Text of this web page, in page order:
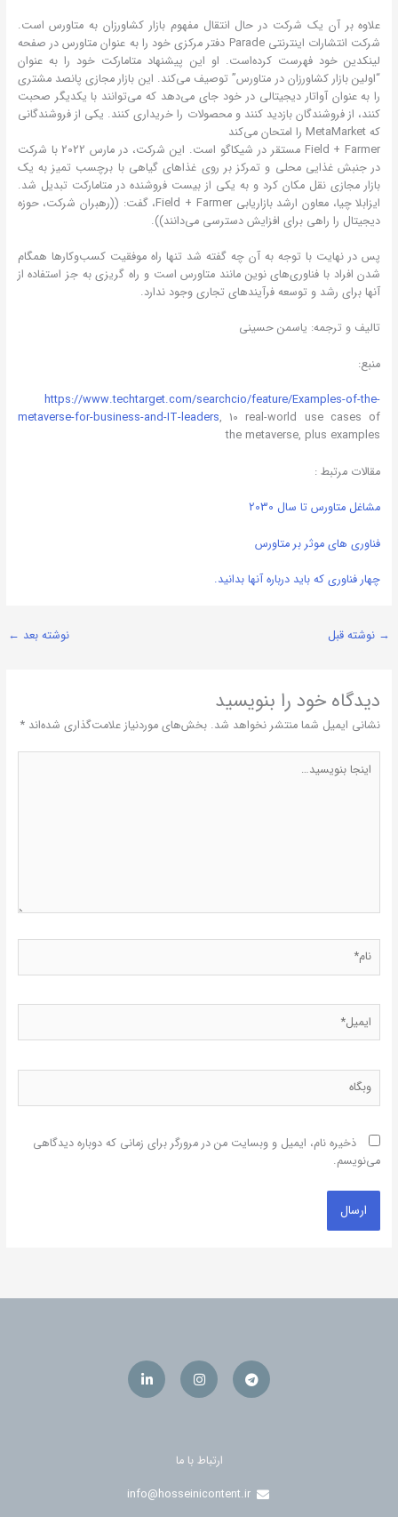
علاوه بر آن یک شرکت در حال انتقال مفهوم بازار کشاورزان به متاورس است.
شرکت انتشارات اینترنتی Parade دفتر مرکزی خود را به عنوان متاورس در صفحه
لینکدین خود فهرست کرده‌است. او این پیشنهاد متامارکت خود را به عنوان
“اولین بازار کشاورزان در متاورس” توصیف می‌کند. این بازار مجازی پانصد مشتری
را به عنوان آواتار دیجیتالی در خود جای می‌دهد که می‌توانند با یکدیگر صحبت
کنند، از فروشندگان بازدید کنند و محصولات را خریداری کنند. یکی از فروشندگانی
که MetaMarket را امتحان می‌کند
Field + Farmer مستقر در شیکاگو است. این شرکت، در مارس 2022 با شرکت
در جنبش غذایی محلی و تمرکز بر روی غذاهای گیاهی با برچسب تمیز به یک
بازار مجازی نقل مکان کرد و به یکی از بیست فروشنده در متامارکت تبدیل شد.
ایزابلا چیا، معاون ارشد بازاریابی Field + Farmer، گفت: ((رهبران شرکت، حوزه
دیجیتال را راهی برای افزایش دسترسی می‌دانند)).
پس در نهایت با توجه به آن چه گفته شد تنها راه موفقیت کسب‌وکارها همگام
شدن افراد با فناوری‌های نوین مانند متاورس است و راه گریزی به جز استفاده از
آنها برای رشد و توسعه فرآیندهای تجاری وجود ندارد.
تالیف و ترجمه: یاسمن حسینی
منبع:
https://www.techtarget.com/searchcio/feature/Examples-of-the-
metaverse-for-business-and-IT-leaders, 10 real-world use cases of
the metaverse, plus examples
مقالات مرتبط :
مشاغل متاورس تا سال 2030
فناوری های موثر بر متاورس
چهار فناوری که باید درباره آنها بدانید.
→ نوشته قبل نوشته بعد ←
دیدگاه‌ خود را بنویسید
نشانی ایمیل شما منتشر نخواهد شد. بخش‌های موردنیاز علامت‌گذاری شده‌اند *
بنویسید…
وبگاه
ذخیره نام، ایمیل و وبسایت من در مرورگر برای زمانی که دوباره دیدگاهی
می‌نویسم.
Telegram
Instagram
Linkedin-
in
ارتباط با ما
info@hosseinicontent.ir